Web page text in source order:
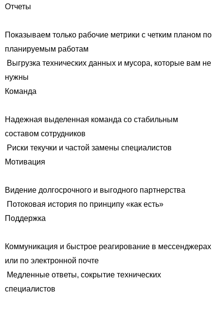
Отчеты
Показываем только рабочие метрики с четким планом по
планируемым работам
Выгрузка технических данных и мусора, которые вам не
нужны
Команда
Надежная выделенная команда со стабильным
составом сотрудников
Риски текучки и частой замены специалистов
Мотивация
Видение долгосрочного и выгодного партнерства
Потоковая история по принципу «как есть»
Поддержка
Коммуникация и быстрое реагирование в мессенджерах
или по электронной почте
Медленные ответы, сокрытие технических
специалистов